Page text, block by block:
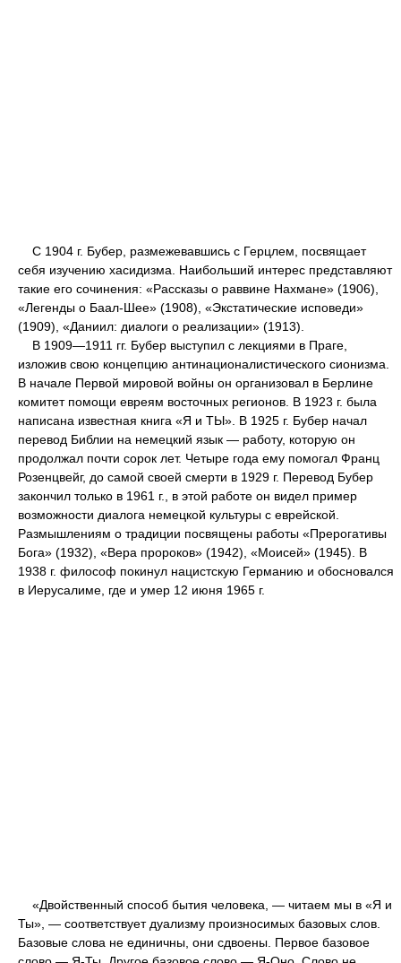
С 1904 г. Бубер, размежевавшись с Герцлем, посвящает
себя изучению хасидизма. Наибольший интерес представляют
такие его сочинения: «Рассказы о раввине Нахмане» (1906),
«Легенды о Баал-Шее» (1908), «Экстатические исповеди»
(1909), «Даниил: диалоги о реализации» (1913).
В 1909—1911 гг. Бубер выступил с лекциями в Праге,
изложив свою концепцию антинационалистического сионизма.
В начале Первой мировой войны он организовал в Берлине
комитет помощи евреям восточных регионов. В 1923 г. была
написана известная книга «Я и ТЫ». В 1925 г. Бубер начал
перевод Библии на немецкий язык — работу, которую он
продолжал почти сорок лет. Четыре года ему помогал Франц
Розенцвейг, до самой своей смерти в 1929 г. Перевод Бубер
закончил только в 1961 г., в этой работе он видел пример
возможности диалога немецкой культуры с еврейской.
Размышлениям о традиции посвящены работы «Прерогативы
Бога» (1932), «Вера пророков» (1942), «Моисей» (1945). В
1938 г. философ покинул нацистскую Германию и обосновался
в Иерусалиме, где и умер 12 июня 1965 г.
«Двойственный способ бытия человека, — читаем мы в «Я и
Ты», — соответствует дуализму произносимых базовых слов.
Базовые слова не единичны, они сдвоены. Первое базовое